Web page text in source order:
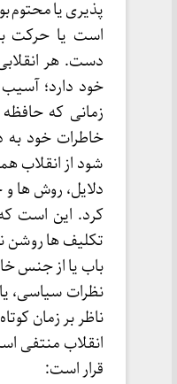
پذیری یا محتوم
است یا حرکت
دست. هر
خود دارد؛
زمانی که
خاطرات خود به
شود از انقلاب
دلایل، روش ها
کرد. این است
تکلیف ها روشن
باب یا از جنس
نظرات سیاسی،
ناظر بر زمان
انقلاب منتفی
قرار است: